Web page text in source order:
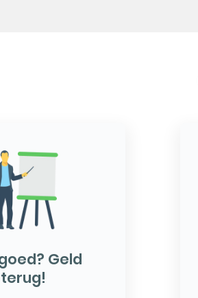
Geld
terug!